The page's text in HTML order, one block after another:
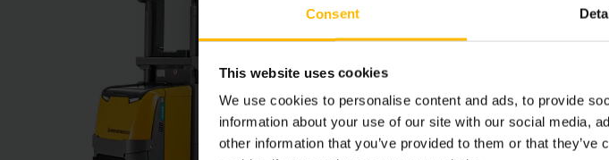
Consent
This website uses cookies
We use cookies to personalise content and ads, to provide
information about your use of our site with our social media,
other information that you’ve provided to them or that